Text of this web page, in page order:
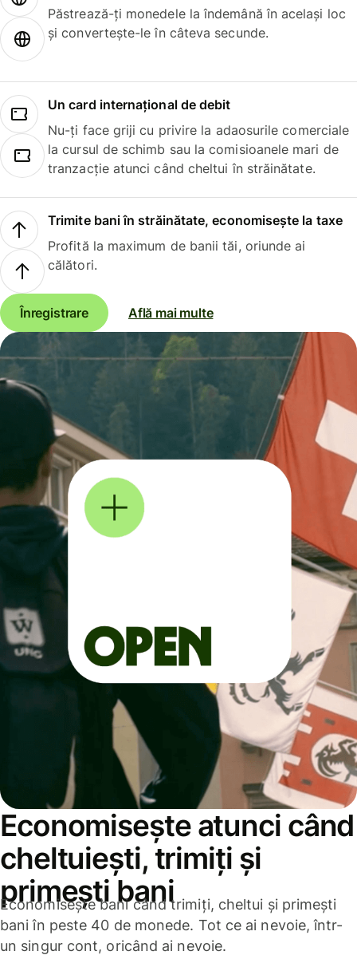
Păstrează-ți monedele la îndemână în același loc
și convertește-le în câteva secunde.
Un card internațional de debit
Nu-ți face griji cu privire la adaosurile comerciale
la cursul de schimb sau la comisioanele mari de
tranzacție atunci când cheltui în străinătate.
Trimite bani în străinătate, economisește la taxe
Profită la maximum de banii tăi, oriunde ai
călători.
Înregistrare Află mai multe
Economisește atunci când
cheltuiești, trimiți și
primești bani
Economisește bani când trimiți, cheltui și primești
bani în peste 40 de monede. Tot ce ai nevoie, într-
un singur cont, oricând ai nevoie.